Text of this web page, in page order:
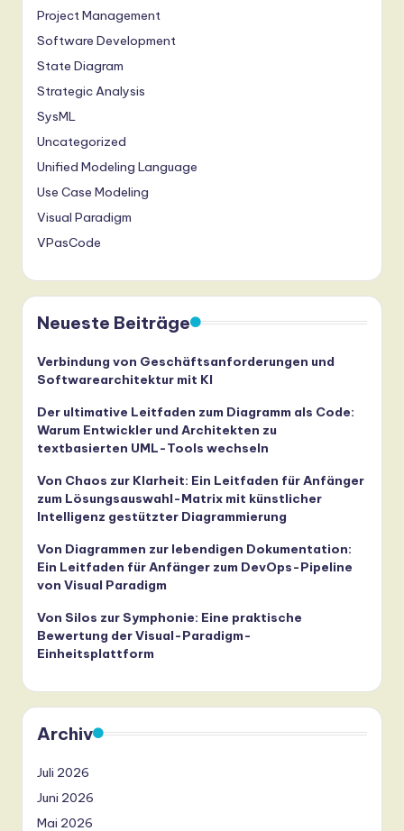
Project Management
Software Development
State Diagram
Strategic Analysis
SysML
Uncategorized
Unified Modeling Language
Use Case Modeling
Visual Paradigm
VPasCode
Neueste Beiträge
Verbindung von Geschäftsanforderungen und
Softwarearchitektur mit KI
Der ultimative Leitfaden zum Diagramm als Code:
Warum Entwickler und Architekten zu
textbasierten UML-Tools wechseln
Von Chaos zur Klarheit: Ein Leitfaden für Anfänger
zum Lösungsauswahl-Matrix mit künstlicher
Intelligenz gestützter Diagrammierung
Von Diagrammen zur lebendigen Dokumentation:
Ein Leitfaden für Anfänger zum DevOps-Pipeline
von Visual Paradigm
Von Silos zur Symphonie: Eine praktische
Bewertung der Visual-Paradigm-
Einheitsplattform
Archiv
Juli 2026
Juni 2026
Mai 2026